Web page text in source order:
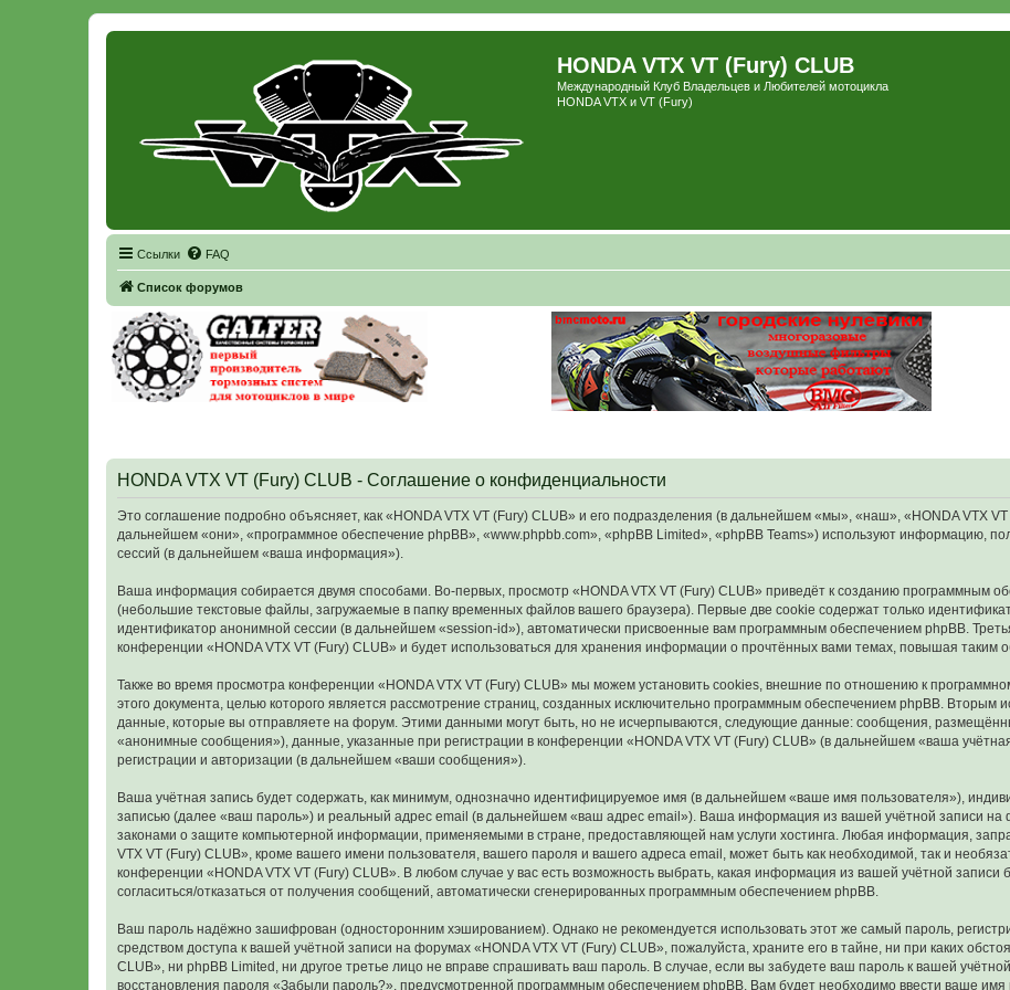
HONDA VTX VT (Fury) CLUB
Международный Клуб Владельцев и Любителей мотоцикла
HONDA VTX и VT (Fury)
Ссылки FAQ
Список форумов
HONDA VTX VT (Fury) CLUB - Соглашение о конфиденциальности
Это соглашение подробно объясняет, как «HONDA VTX VT (Fury) CLUB» и его подразделения (в дальнейшем «мы», «наш», «HONDA VTX
дальнейшем «они», «программное обеспечение phpBB», «www.phpbb.com», «phpBB Limited», «phpBB Teams») используют информацию,
сессий (в дальнейшем «ваша информация»).
Ваша информация собирается двумя способами. Во-первых, просмотр «HONDA VTX VT (Fury) CLUB» приведёт к созданию программным
(небольшие текстовые файлы, загружаемые в папку временных файлов вашего браузера). Первые две cookie содержат только
идентификатор анонимной сессии (в дальнейшем «session-id»), автоматически присвоенные вам программным обеспечением phpBB.
конференции «HONDA VTX VT (Fury) CLUB» и будет использоваться для хранения информации о прочтённых вами темах, повышая таким
Также во время просмотра конференции «HONDA VTX VT (Fury) CLUB» мы можем установить cookies, внешние по отношению к
этого документа, целью которого является рассмотрение страниц, созданных исключительно программным обеспечением phpBB.
данные, которые вы отправляете на форум. Этими данными могут быть, но не исчерпываются, следующие данные: сообщения,
«анонимные сообщения»), данные, указанные при регистрации в конференции «HONDA VTX VT (Fury) CLUB» (в дальнейшем «ваша
регистрации и авторизации (в дальнейшем «ваши сообщения»).
Ваша учётная запись будет содержать, как минимум, однозначно идентифицируемое имя (в дальнейшем «ваше имя пользователя»),
записью (далее «ваш пароль») и реальный адрес email (в дальнейшем «ваш адрес email»). Ваша информация из вашей учётной записи на
законами о защите компьютерной информации, применяемыми в стране, предоставляющей нам услуги хостинга. Любая информация,
VTX VT (Fury) CLUB», кроме вашего имени пользователя, вашего пароля и вашего адреса email, может быть как необходимой, так и
конференции «HONDA VTX VT (Fury) CLUB». В любом случае у вас есть возможность выбрать, какая информация из вашей учётной записи
согласиться/отказаться от получения сообщений, автоматически сгенерированных программным обеспечением phpBB.
Ваш пароль надёжно зашифрован (односторонним хэшированием). Однако не рекомендуется использовать этот же самый пароль,
средством доступа к вашей учётной записи на форумах «HONDA VTX VT (Fury) CLUB», пожалуйста, храните его в тайне, ни при каких
CLUB», ни phpBB Limited, ни другое третье лицо не вправе спрашивать ваш пароль. В случае, если вы забудете ваш пароль к вашей
восстановления пароля «Забыли пароль?», предусмотренной программным обеспечением phpBB. Вам будет необходимо ввести ваше имя